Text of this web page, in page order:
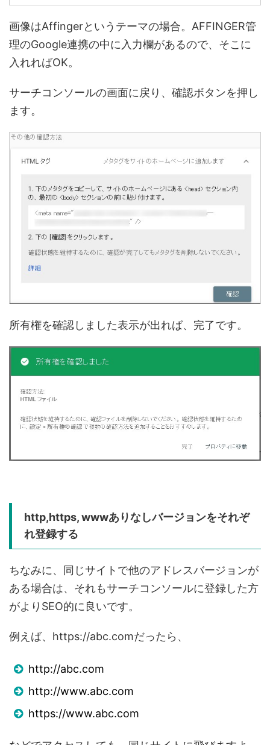
画像はAffingerというテーマの場合。AFFINGER管
理のGoogle連携の中に入力欄があるので、そこに
入れればOK。
サーチコンソールの画面に戻り、確認ボタンを押し
ます。
所有権を確認しました表示が出れば、完了です。
http,https, wwwありなしバージョンをそれぞ
れ登録する
ちなみに、同じサイトで他のアドレスバージョンが
ある場合は、それもサーチコンソールに登録した方
がよりSEO的に良いです。
例えば、https://abc.comだったら、
http://abc.com
http://www.abc.com
https://www.abc.com